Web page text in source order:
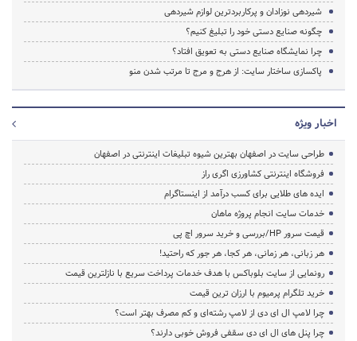
شیردهی نوزادان و پرکاربردترین لوازم شیردهی
چگونه صنایع دستی خود را تبلیغ کنیم؟
چرا نمایشگاه صنایع دستی به تعویق افتاد؟
پاکسازی ساختار سایت: از هرج و مرج تا مرتب شدن منو
اخبار ویژه
طراحی سایت در اصفهان بهترین شیوه تبلیغات اینترنتی در اصفهان
فروشگاه اینترنتی کشاورزی اگری راز
ایده های طلایی برای کسب درآمد از اینستاگرام
خدمات سایت انجام پروژه ماهان
قیمت سرور HP/بررسی و خرید سرور اچ پی
هر زبانی، هر زمانی، هر کجا، هر جور که راحتید!
رونمایی از سایت بلوباکس با هدف خدمات پرداخت سریع با نازلترین قیمت
خرید تلگرام پرمیوم با ارزان ترین قیمت
چرا لامپ ال ای دی از لامپ رشته‌ای و کم مصرف بهتر است؟
چرا پنل های ال ای دی سقفی فروش خوبی دارند؟